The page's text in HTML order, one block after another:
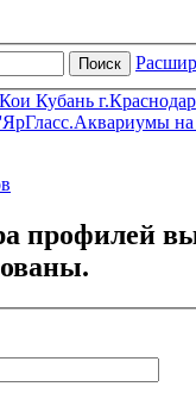
Поиск
профилей